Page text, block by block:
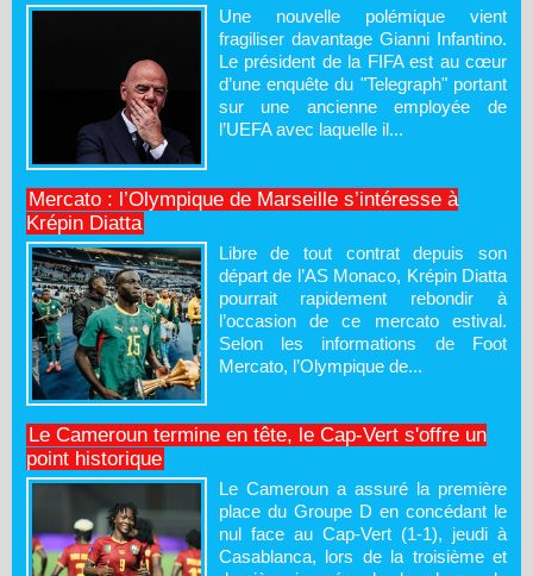
Une nouvelle polémique vient
fragiliser davantage Gianni Infantino.
Le président de la FIFA est au cœur
d’une enquête du "Telegraph" portant
sur une ancienne employée de
l’UEFA avec laquelle il...
Mercato : l’Olympique de Marseille s’intéresse à
Krépin Diatta
Libre de tout contrat depuis son
départ de l’AS Monaco, Krépin Diatta
pourrait rapidement rebondir à
l’occasion de ce mercato estival.
Selon les informations de Foot
Mercato, l’Olympique de...
Le Cameroun termine en tête, le Cap-Vert s'offre un
point historique
Le Cameroun a assuré la première
place du Groupe D en concédant le
nul face au Cap-Vert (1-1), jeudi à
Casablanca, lors de la troisième et